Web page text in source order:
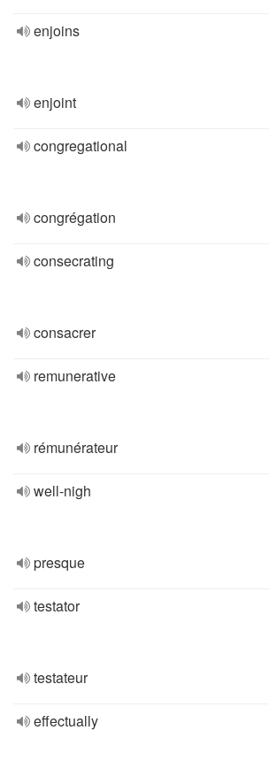
enjoins
enjoint
congregational
congrégation
consecrating
consacrer
remunerative
rémunérateur
well-nigh
presque
testator
testateur
effectually